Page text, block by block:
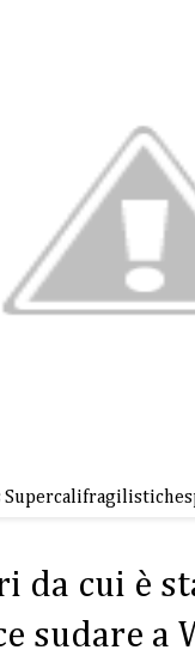
da cui è
sudare a